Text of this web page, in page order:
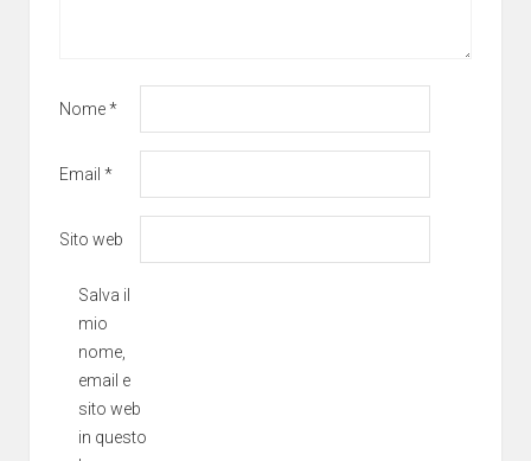
Nome*
Email *
Sito web
Salva il
mio
nome,
email e
sito web
in questo